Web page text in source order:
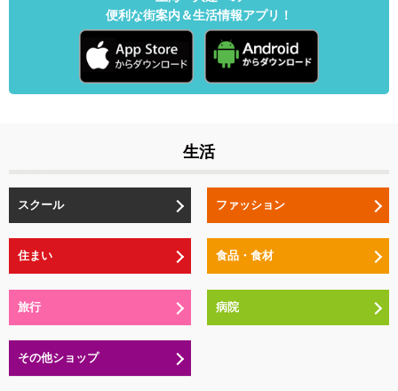
便利な街案内＆生活情報アプリ！
生活
スクール ファッション
住まい 食品・食材
旅行 病院
その他ショップ